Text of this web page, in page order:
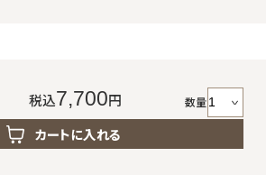
税込7,700円 数量
カートに入れる